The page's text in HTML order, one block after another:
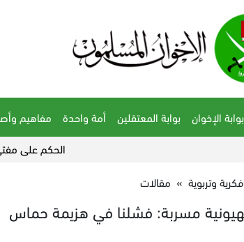
بوابة الإخوان بوابة المعتقلين أمة واحدة مفاهيم
الحكم على مفتي النظام البائد في
فكرية وتربوية » مقالات
مسربة: فشلنا في هزيمة حماس